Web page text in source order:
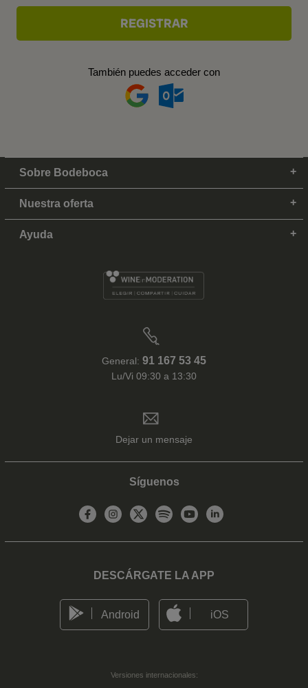
También puedes acceder con
Sobre Bodeboca
Nuestra oferta
Ayuda
General: 91 167 53 45
Lu/Vi 09:30 a 13:30
Dejar un mensaje
Síguenos
DESCÁRGATE LA APP
Android iOS
Versiones internacionales: